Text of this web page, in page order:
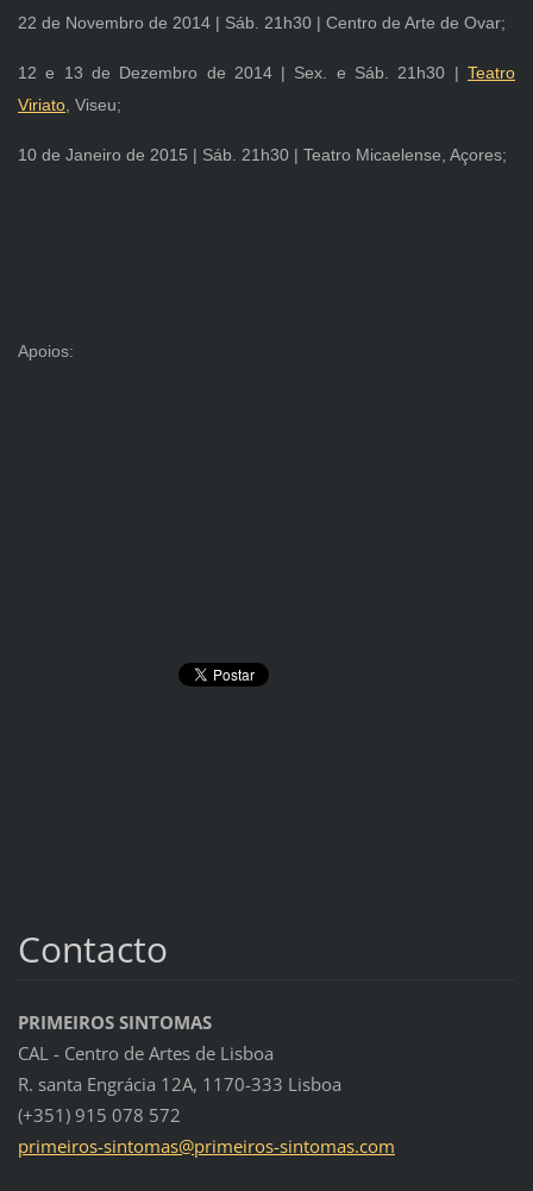
22 de Novembro de 2014 | Sáb. 21h30 | Centro de Arte de Ovar;
12 e 13 de Dezembro de 2014 | Sex. e Sáb. 21h30 |Teatro
Viriato, Viseu;
10 de Janeiro de 2015 | Sáb. 21h30 | Teatro Micaelense, Açores;
Apoios:
Contacto
PRIMEIROS SINTOMAS
CAL - Centro de Artes de Lisboa
R. santa Engrácia 12A, 1170-333 Lisboa
(+351) 915 078 572
primeiros-sintomas@primeiros-sintomas.com